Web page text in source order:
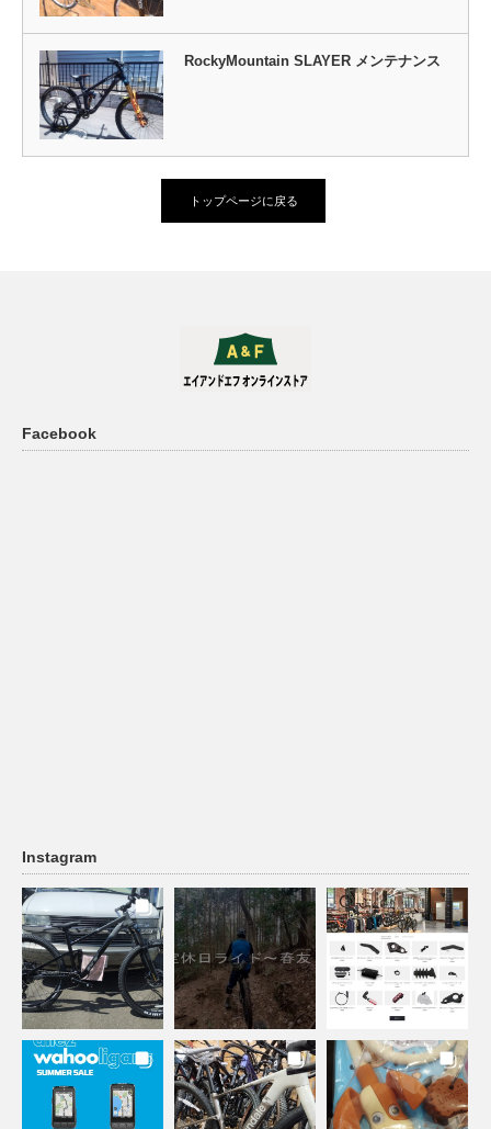
RockyMountain SLAYER メンテナンス
トップページに戻る
Facebook
Instagram